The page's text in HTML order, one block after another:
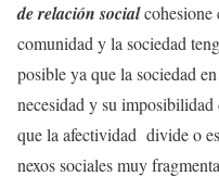
de relación socialcohesione
comunidad y la sociedad
posible ya que la sociedad
necesidad y su
que la afectividad divide o
nexos sociales muy